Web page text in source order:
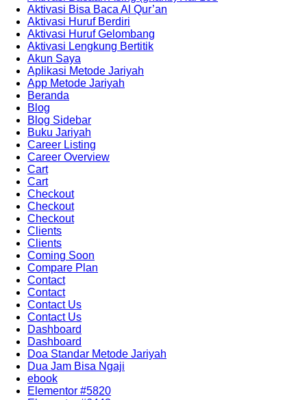
Aktivasi Bisa Baca Al Qur’an
Aktivasi Huruf Berdiri
Aktivasi Huruf Gelombang
Aktivasi Lengkung Bertitik
Akun Saya
Aplikasi Metode Jariyah
App Metode Jariyah
Beranda
Blog
Blog Sidebar
Buku Jariyah
Career Listing
Career Overview
Cart
Cart
Checkout
Checkout
Checkout
Clients
Clients
Coming Soon
Compare Plan
Contact
Contact
Contact Us
Contact Us
Dashboard
Dashboard
Doa Standar Metode Jariyah
Dua Jam Bisa Ngaji
ebook
Elementor #5820